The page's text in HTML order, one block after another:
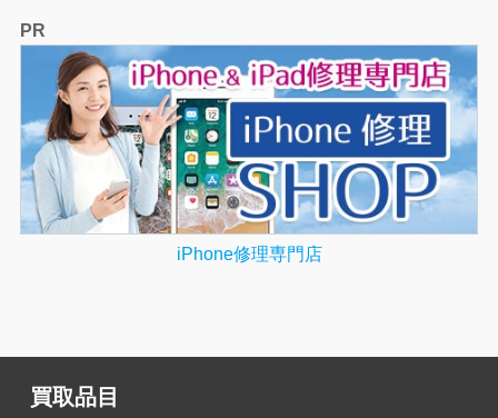
PR
iPhone修理専門店
買取品目